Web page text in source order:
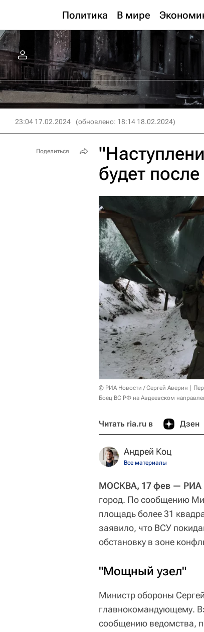
Политика В мире
23:04 17.02.2024 (обновлено: 18:14 18.02.2024)
будет
© РИА Новости / Сергей Аверин
Боец ВС РФ на Авдеевском
Читать ria.ru в Дзен
Андрей Коц
Все материалы
МОСКВА, 17 фев — РИА
город. По сообщению
площадь более 31
заявило, что ВСУ
обстановку в зоне
"Мощный узел"
Министр обороны
главнокомандующему.
сообщению ведомства,
Поделиться